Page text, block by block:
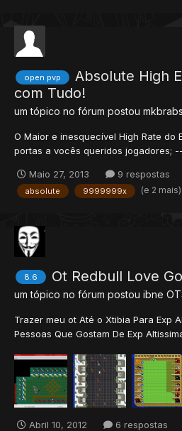
open pvp
Absolute High
com Tudo!
um tópico no fórum postou
O Maior e inesquecível High Rate do
portas a vocês queridos
Maio 27, 2013
9 respostas
absolute 9999999x (e 2 mais)
8.6 Ot Redbull Love
um tópico no fórum postou ibne
Trazer meu ot Até o Xtibia Para Exp
Pessoas Que Gostam De Exp
Boots (que é adiquirida numa super
tem Surprese Bag agora tambem !...
Abril 10, 2012 6 respostas